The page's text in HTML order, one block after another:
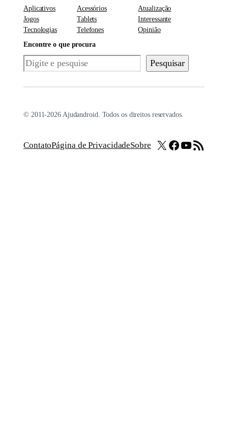
Aplicativos
Jogos
Tecnologias
Acessórios
Tablets
Telefones
Atualização
Interessante
Opinião
Encontre o que procura
Pesquisar Pesquisar
© 2011-2026 Ajudandroid. Todos os direitos reservados.
ContatoPágina de PrivacidadeSobre X Facebook
Youtube
Feed RSS